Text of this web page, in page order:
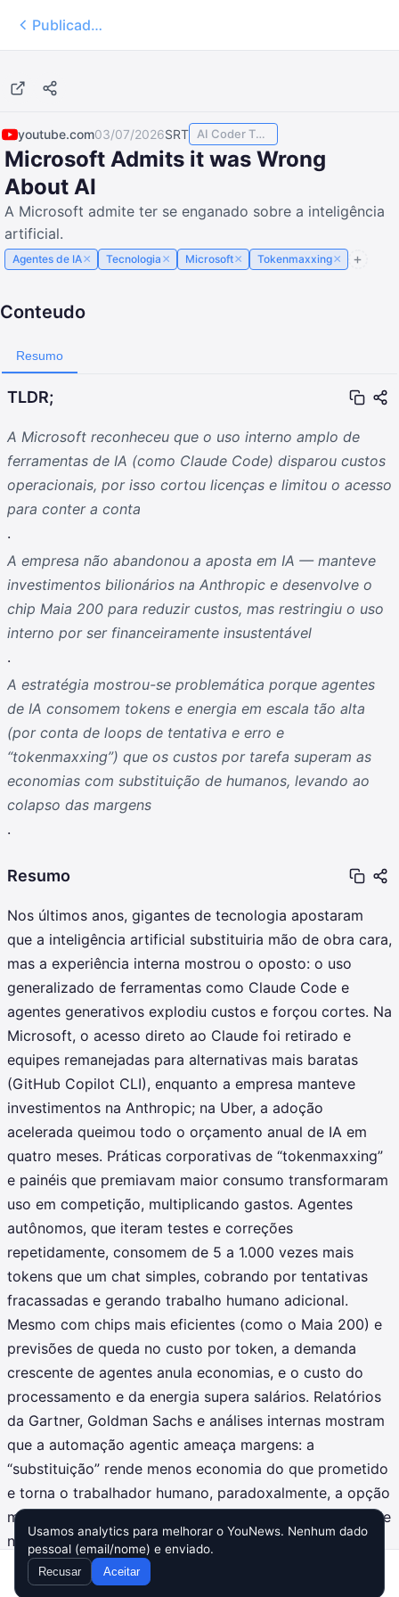
Publicados
youtube.com03/07/2026SRT AI Coder TODAY
Microsoft Admits it was Wrong
About AI
A Microsoft admite ter se enganado sobre a inteligência
artificial.
Agentes de IA× Tecnologia × Microsoft× Tokenmaxxing×
Conteudo
Resumo
TLDR;
A Microsoft reconheceu que o uso interno amplo de
ferramentas de IA (como Claude Code) disparou custos
operacionais, por isso cortou licenças e limitou o acesso
para conter a conta
.
A empresa não abandonou a aposta em IA — manteve
investimentos bilionários na Anthropic e desenvolve o
chip Maia 200 para reduzir custos, mas restringiu o uso
interno por ser financeiramente insustentável
.
A estratégia mostrou-se problemática porque agentes
de IA consomem tokens e energia em escala tão alta
(por conta de loops de tentativa e erro e
“tokenmaxxing”) que os custos por tarefa superam as
economias com substituição de humanos, levando ao
colapso das margens
.
Resumo
Nos últimos anos, gigantes de tecnologia apostaram
que a inteligência artificial substituiria mão de obra cara,
mas a experiência interna mostrou o oposto: o uso
generalizado de ferramentas como Claude Code e
agentes generativos explodiu custos e forçou cortes. Na
Microsoft, o acesso direto ao Claude foi retirado e
equipes remanejadas para alternativas mais baratas
(GitHub Copilot CLI), enquanto a empresa manteve
investimentos na Anthropic; na Uber, a adoção
acelerada queimou todo o orçamento anual de IA em
quatro meses. Práticas corporativas de “tokenmaxxing”
e painéis que premiavam maior consumo transformaram
uso em competição, multiplicando gastos. Agentes
autônomos, que iteram testes e correções
repetidamente, consomem de 5 a 1.000 vezes mais
tokens que um chat simples, cobrando por tentativas
fracassadas e gerando trabalho humano adicional.
Mesmo com chips mais eficientes (como o Maia 200) e
previsões de queda no custo por token, a demanda
crescente de agentes anula economias, e o custo do
processamento e da energia supera salários. Relatórios
da Gartner, Goldman Sachs e análises internas mostram
que a automação agentic ameaça margens: a
“substituição” rende menos economia do que prometido
e torna o trabalhador humano, paradoxalmente, a opção
mais econômica e exige repensar políticas e modelos de
negócio.
Usamos analytics para melhorar o YouNews. Nenhum dado
pessoal (email/nome) e enviado.
Recusar Aceitar